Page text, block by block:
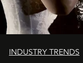
INDUSTRY TRENDS